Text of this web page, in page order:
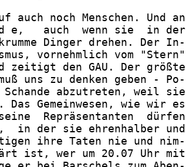
auch noch Menschen. Und an
e,   auch  wenn sie  in der
Dinger drehen. Der In-
vornehmlich vom "Stern"
zeitigt den GAU. Der größte
uns zu denken geben - Po-
abzutreten, weil sie
Das Gemeinwesen, wie wir es
Repräsentanten  dürfen
in der sie ehrenhalber und
ihre Taten nie und nim-
ist, wer um 20.07 Uhr mit